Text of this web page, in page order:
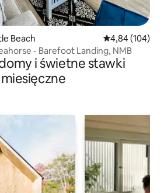
Beach Średnia
4,84 (104)
- Barefoot Landing, NMB
i świetne stawki
miesięczne